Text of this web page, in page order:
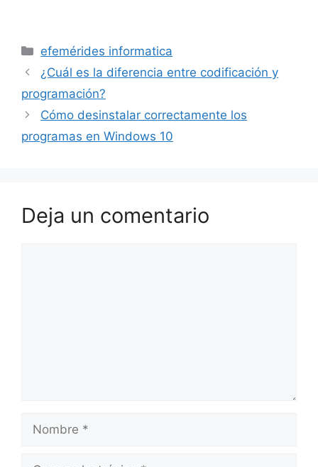
Categorías
efemérides informatica
¿Cuál es la diferencia entre codificación y
programación?
Cómo desinstalar correctamente los
programas en Windows 10
Deja un comentario